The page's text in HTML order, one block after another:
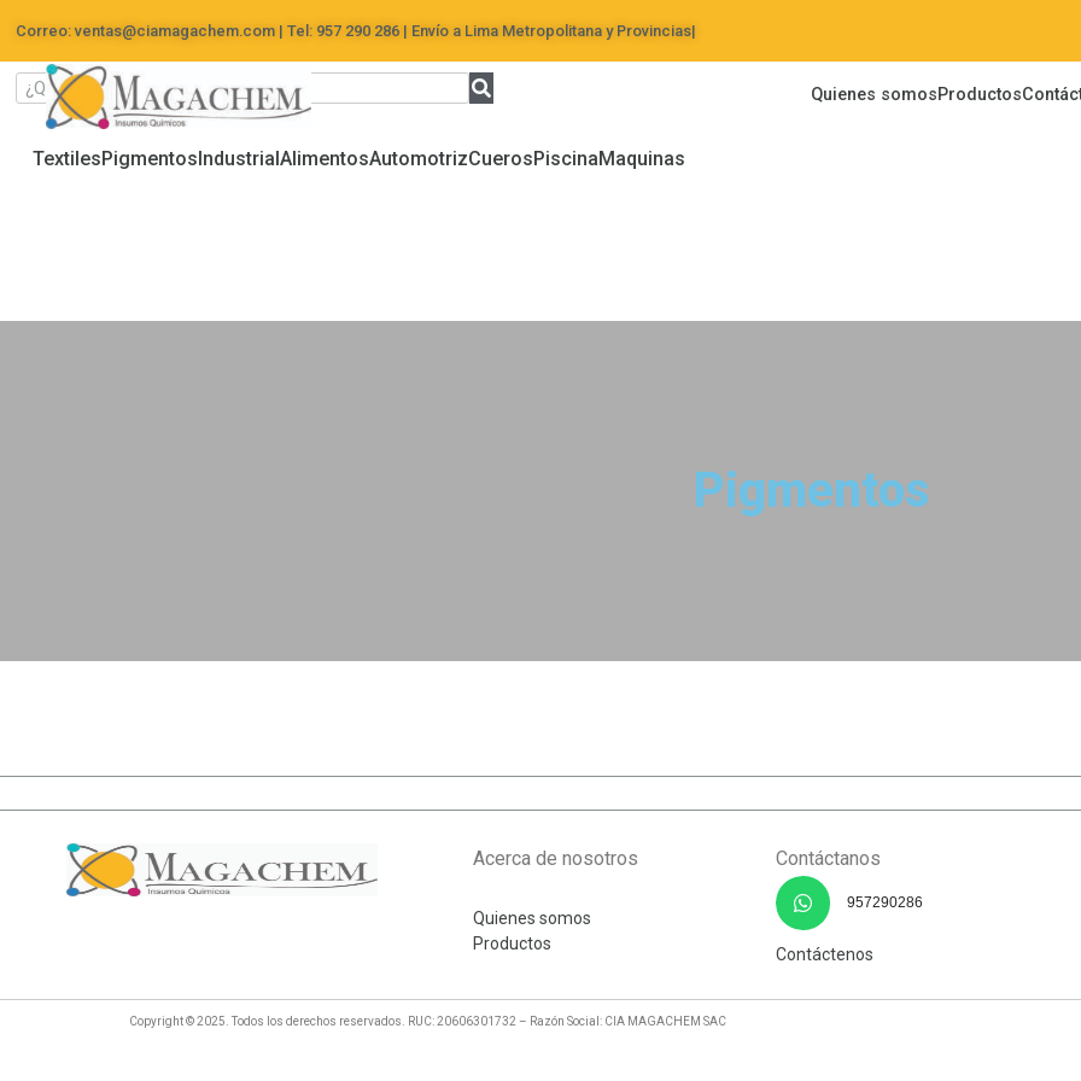
Correo: ventas@ciamagachem.com | Tel: 957 290 286 | Envío a Lima Metropolitana y Provincias|
Quienes somosProductos
TextilesPigmentosIndustrialAlimentosAutomotrizCuerosPiscinaMaquinas
Pigmentos
Acerca de nosotros
Quienes somos
Productos
Contáctanos
957290286
Contáctenos
Copyright © 2025. Todos los derechos reservados. RUC: 20606301732 – Razón Social: CIA MAGACHEM SAC